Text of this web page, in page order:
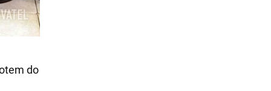
do